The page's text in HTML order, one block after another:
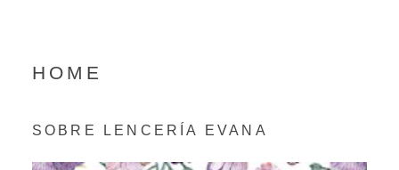
HOME
casino lizaro, donde cada juego de tragamonedas
puede desatar un emocionante jackpot que cambiará
SOBRE LENCERÍA EVANA